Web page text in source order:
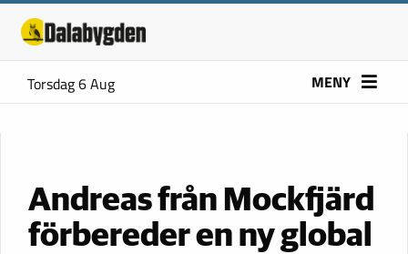
Torsdag 6 Aug MENY
Andreas från Mockfjärd
förbereder en ny global